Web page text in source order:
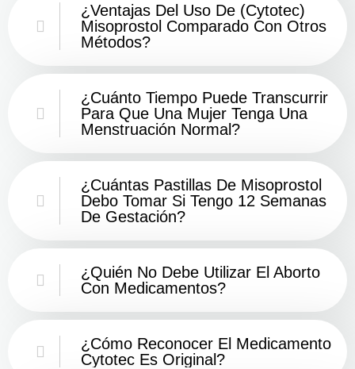
¿Ventajas Del Uso De (Cytotec)
Misoprostol Comparado Con Otros
Métodos?
¿Cuánto Tiempo Puede Transcurrir
Para Que Una Mujer Tenga Una
Menstruación Normal?
¿Cuántas Pastillas De Misoprostol
Debo Tomar Si Tengo 12 Semanas
De Gestación?
¿Quién No Debe Utilizar El Aborto
Con Medicamentos?
¿Cómo Reconocer El Medicamento
Cytotec Es Original?